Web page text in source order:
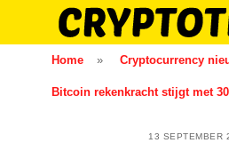
Home » Cryptocurrency
Bitcoin rekenkracht stijgt met
13 SEPTEMBER